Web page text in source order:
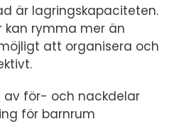
är lagringskapaciteten.
kan rymma mer än
att organisera och
av för- och nackdelar
för barnrum